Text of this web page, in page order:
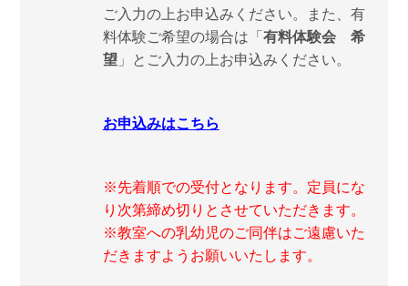
ご入力の上お申込みください。また、有
料体験ご希望の場合は「 有料体験会 希
望」とご入力の上お申込みください。
お申込みはこちら
※先着順での受付となります。定員にな
り次第締め切りとさせていただきます。
※教室への乳幼児のご同伴はご遠慮いた
だきますようお願いいたします。